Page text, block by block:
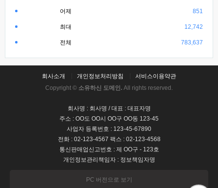
어제 851
최대 12,742
전체 783,637
회사소개 개인정보처리방침
서비스이용약관
Copyright © 소유하신 도메인. All rights reserved.
회사명 : 회사명 / 대표 : 대표자명
주소 : OO도 OO시 OO구 OO동 123-45
사업자 등록번호 : 123-45-67890
전화 : 02-123-4567 팩스 : 02-123-4568
통신판매업신고번호 : 제 OO구 - 123호
개인정보관리책임자 : 정보책임자명
PC 버전으로 보기